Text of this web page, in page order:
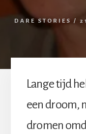
DARE STORIES /
Lange tijd
een droom,
dromen